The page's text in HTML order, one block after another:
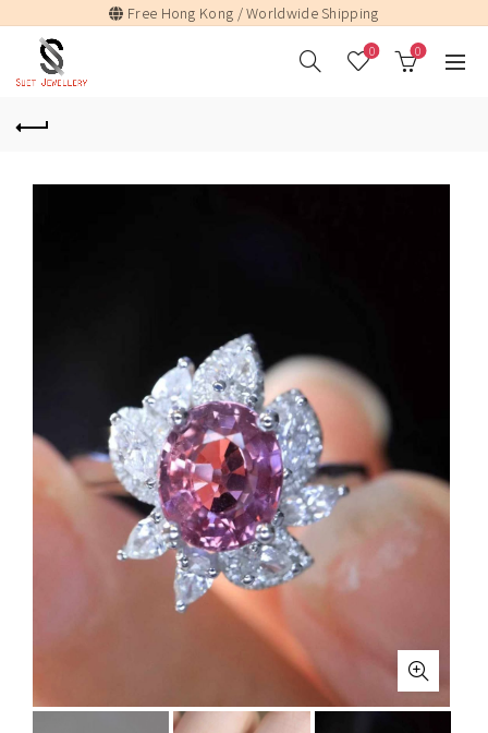
Free Hong Kong / Worldwide Shipping
0 0